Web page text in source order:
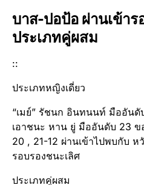
บาส-ปอป้อ ผ่านเข้าร
ประเภท​คู่ผสม
::
ประเภทหญิงเดี่ยว
“เมย์” รัชนก อินทนนท์ มืออันดั
เอาชนะ หาน ยู่ มืออันดับ​ 23
20 , 21-12 ผ่านเข้าไปพบกับ
รอบรองชนะเลิศ
ประเภทคู่ผสม